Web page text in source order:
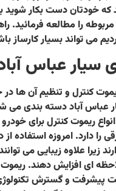
که خودتان دست بکار
را مطالعه فرمائید.
می تواند بسیار کارساز
سیار عباس
کنترل و تنظیم آن ها
عباس آباد دسته بندی می
ریموت کنترل برای
را دارد. امروزه استفاده
زیرا علاوه زیبایی می
ای افزایش دهند. ریموت
پیشرفت و گسترش